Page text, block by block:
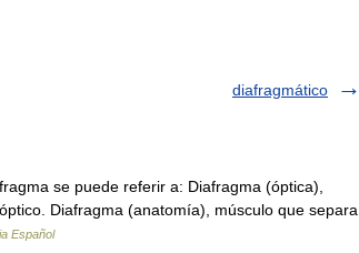
diafragmático
se puede referir a: Diafragma (óptica),
Diafragma (anatomía), músculo que separa
Español